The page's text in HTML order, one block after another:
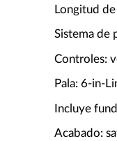
Longitud
Sistema de
Controles:
Pala: 6-in-
Incluye
Acabado: